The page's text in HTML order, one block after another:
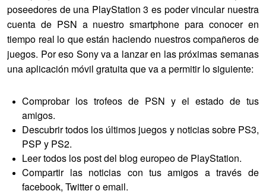
poseedores de una PlayStation 3 es poder vincular nuestra
cuenta de PSN a nuestro smartphone para conocer en
tiempo real lo que están haciendo nuestros compañeros de
juegos. Por eso Sony va a lanzar en las próximas semanas
una aplicación móvil gratuita que va a permitir lo siguiente:
Comprobar los trofeos de PSN y el estado de tus
amigos.
Descubrir todos los últimos juegos y noticias sobre PS3,
PSP y PS2.
Leer todos los post del blog europeo de PlayStation.
Compartir las noticias con tus amigos a través de
facebook, Twitter o email.